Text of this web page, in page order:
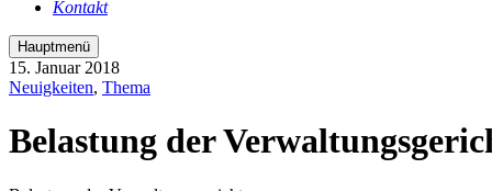
Kontakt
Hauptmenü
15. Januar 2018
Neuigkeiten, Thema
Belastung der